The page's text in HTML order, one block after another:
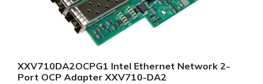
XXV710DA2OCPG1 Intel Ethernet Network 2-
Port OCP Adapter XXV710-DA2